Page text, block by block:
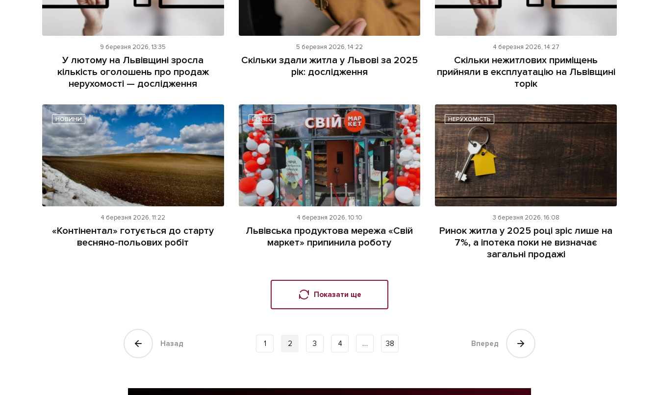
9 березня 2026, 13:35
У лютому на Львівщині зросла
кількість оголошень про продаж
нерухомості — дослідження
5 березня 2026, 14:22
Скільки здали житла у Львові за 2025
рік: дослідження
4 березня 2026, 14:27
Скільки нежитлових приміщень
прийняли в експлуатацію на Львівщині
торік
НОВИНИ
4 березня 2026, 11:22
«Контінентал» готується до старту
весняно-польових робіт
БІЗНЕС
4 березня 2026, 10:10
Львівська продуктова мережа «Свій
маркет» припинила роботу
НЕРУХОМІСТЬ
3 березня 2026, 16:08
Ринок житла у 2025 році зріс лише на
7%, а іпотека поки не визначає
загальні продажі
Показати ще
Назад 1 2 3 4 … 38 Вперед